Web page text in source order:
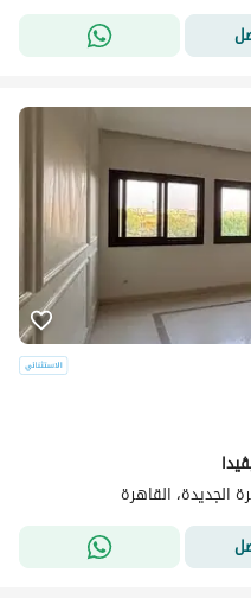
الجديدة، القاهرة